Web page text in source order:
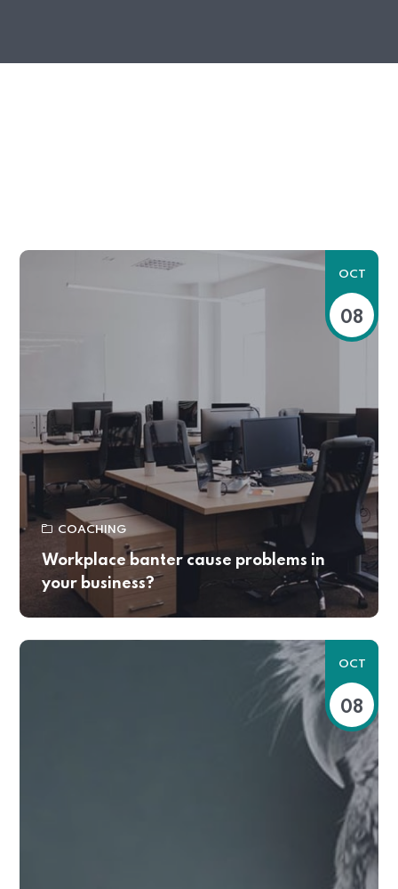
OCT
08
COACHING
Workplace banter cause problems in
your business?
OCT
08